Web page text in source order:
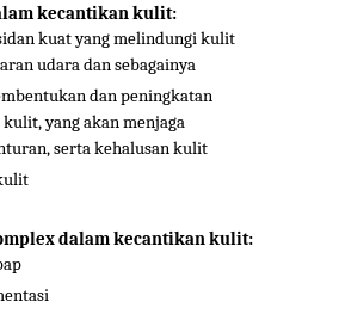
kecantikan kulit:
kuat yang melindungi kulit
udara dan sebagainya
dan peningkatan
yang akan menjaga
serta kehalusan kulit
dalam kecantikan kulit: